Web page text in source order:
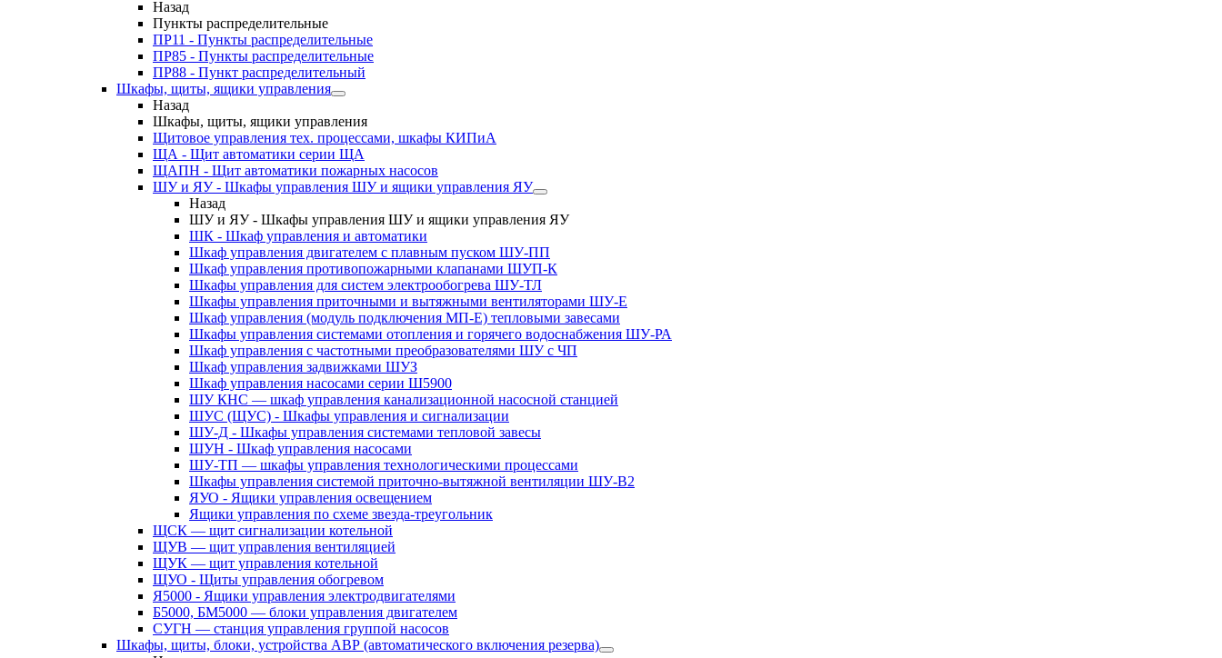
Назад
Пункты распределительные
ПР11 - Пункты распределительные
ПР85 - Пункты распределительные
ПР88 - Пункт распределительный
Шкафы, щиты, ящики управления
Назад
Шкафы, щиты, ящики управления
Щитовое управления тех. процессами, шкафы КИПиА
ЩА - Щит автоматики серии ЩА
ЩАПН - Щит автоматики пожарных насосов
ШУ и ЯУ - Шкафы управления ШУ и ящики управления ЯУ
Назад
ШУ и ЯУ - Шкафы управления ШУ и ящики управления ЯУ
ШК - Шкаф управления и автоматики
Шкаф управления двигателем с плавным пуском ШУ-ПП
Шкаф управления противопожарными клапанами ШУП-К
Шкафы управления для систем электрообогрева ШУ-ТЛ
Шкафы управления приточными и вытяжными вентиляторами ШУ-Е
Шкаф управления (модуль подключения МП-Е) тепловыми завесами
Шкафы управления системами отопления и горячего водоснабжения ШУ-РА
Шкаф управления с частотными преобразователями ШУ с ЧП
Шкаф управления задвижками ШУЗ
Шкаф управления насосами серии Ш5900
ШУ КНС — шкаф управления канализационной насосной станцией
ШУС (ЩУС) - Шкафы управления и сигнализации
ШУ-Д - Шкафы управления системами тепловой завесы
ШУН - Шкаф управления насосами
ШУ-ТП — шкафы управления технологическими процессами
Шкафы управления системой приточно-вытяжной вентиляции ШУ-В2
ЯУО - Ящики управления освещением
Ящики управления по схеме звезда-треугольник
ЩСК — щит сигнализации котельной
ЩУВ — щит управления вентиляцией
ЩУК — щит управления котельной
ЩУО - Щиты управления обогревом
Я5000 - Ящики управления электродвигателями
Б5000, БМ5000 — блоки управления двигателем
СУГН — станция управления группой насосов
Шкафы, щиты, блоки, устройства АВР (автоматического включения резерва)